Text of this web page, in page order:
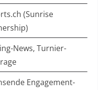
(Sunrise
News, Turnier-
Engagement-